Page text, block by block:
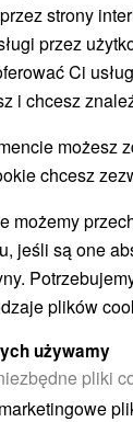
priehrady 370
strony
przez
Ci
i chcesz
możesz
chcesz
możemy
jeśli są one
plików
używamy
pliki